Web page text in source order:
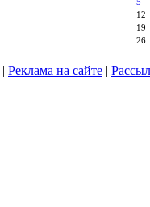
12
19
26
| Реклама на сайте |